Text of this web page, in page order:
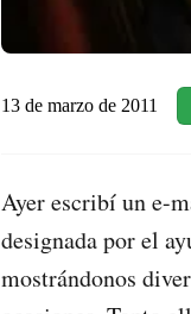
13 de marzo de 2011
Ayer escribí un e-
designada por el
mostrándonos